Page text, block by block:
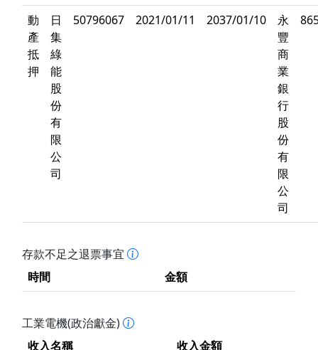
動
產
抵
押
日
集
綠
能
股
份
有
限
公
司
50796067 2021/01/11 2037/01/10
永
豐
商
業
銀
行
股
份
有
限
公
司
存款不足之退票事宜
時間
金額
工業電機(政治獻金)
收入名稱
收入金額